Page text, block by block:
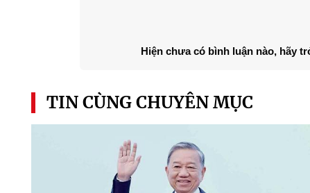
Hiện chưa có bình luận nào, hãy
TIN CÙNG CHUYÊN MỤC